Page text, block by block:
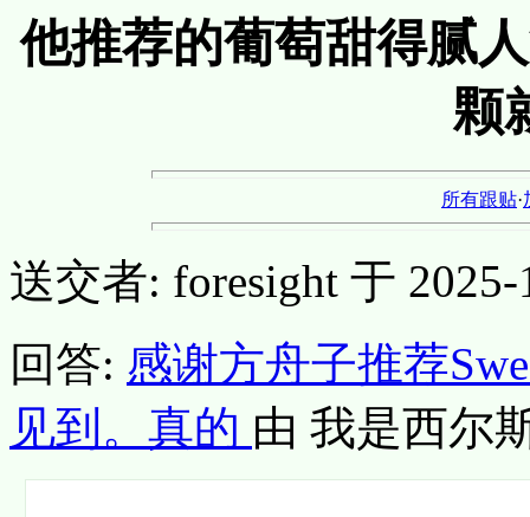
他推荐的葡萄甜得腻
颗
所有跟贴·
送交者: foresight 于
回答: 感谢方舟子推荐
见到。真的 由 我是西尔